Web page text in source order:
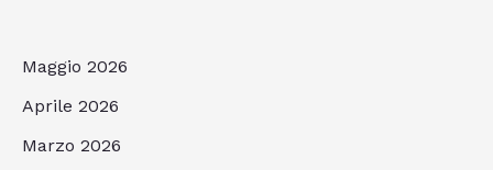
Maggio 2026
Aprile 2026
Marzo 2026